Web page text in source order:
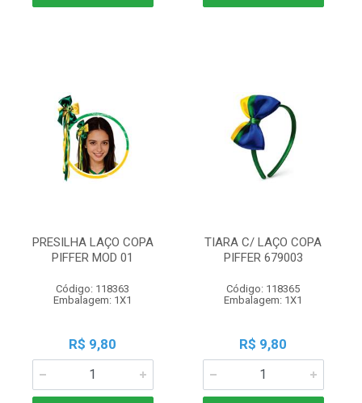
PRESILHA LAÇO COPA
PIFFER MOD 01
Código: 118363
Embalagem: 1X1
R$ 9,80
TIARA C/ LAÇO COPA
PIFFER 679003
Código: 118365
Embalagem: 1X1
R$ 9,80